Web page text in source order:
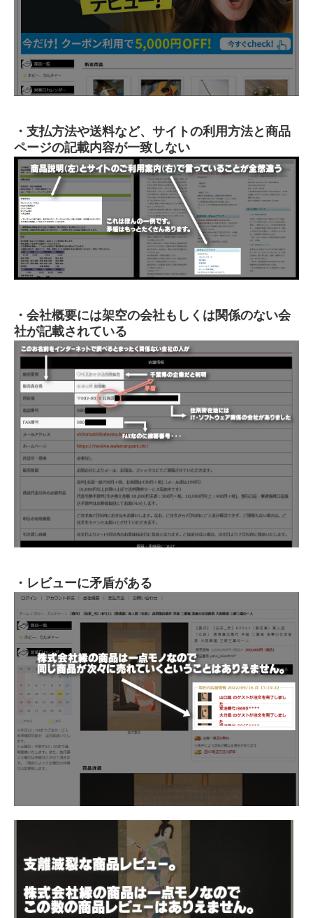
・支払方法や送料など、サイトの利用方法と商品
ページの記載内容が一致しない
・会社概要には架空の会社もしくは関係のない会
社が記載されている
・レビューに矛盾がある